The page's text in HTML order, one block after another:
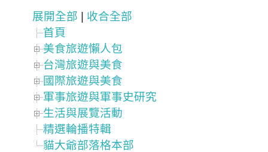
展開全部 | 收合全部
首頁
美食旅遊懶人包
台灣旅遊與美食
國際旅遊與美食
軍事旅遊與軍事史研究
生活與展覽活動
精選輪播特輯
貓大爺部落格本部